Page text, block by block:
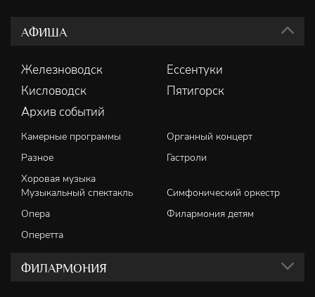
АФИША
Железноводск
Ессентуки
Кисловодск
Пятигорск
Архив событий
Камерные программы
Органный концерт
Разное
Гастроли
Хоровая музыка
Музыкальный спектакль
Симфонический оркестр
Опера
Филармония детям
Оперетта
ФИЛАРМОНИЯ